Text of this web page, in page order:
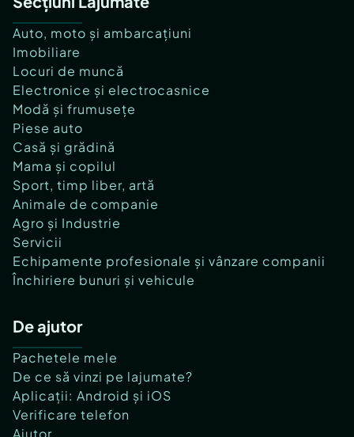
Auto, moto și ambarcațiuni
Imobiliare
Locuri de muncă
Electronice și electrocasnice
Modă și frumusețe
Piese auto
Casă și grădină
Mama și copilul
Sport, timp liber, artă
Animale de companie
Agro și Industrie
Servicii
Echipamente profesionale și vânzare companii
Închiriere bunuri și vehicule
De ajutor
Pachetele mele
De ce să vinzi pe lajumate?
Aplicații: Android și iOS
Verificare telefon
Ajutor